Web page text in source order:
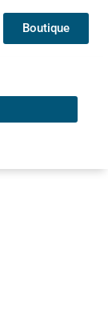
Boutique